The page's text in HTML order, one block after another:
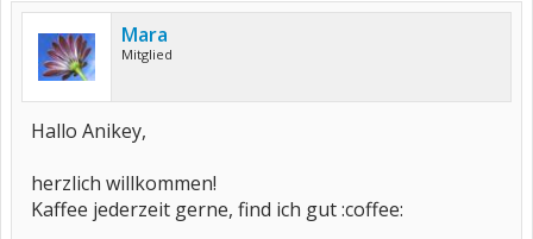
Mara
Mitglied
Hallo Anikey,
herzlich willkommen!
Kaffee jederzeit gerne, find ich gut :coffee: